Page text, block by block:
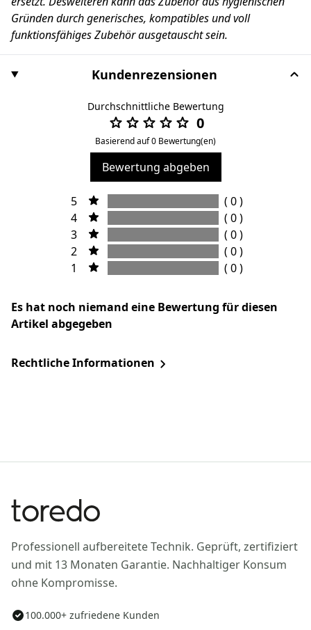
Gründen durch generisches, kompatibles und voll
funktionsfähiges Zubehör ausgetauscht sein.
Kundenrezensionen
Durchschnittliche Bewertung
0
Basierend auf 0 Bewertung(en)
Bewertung abgeben
5
( 0 )
4
( 0 )
3
( 0 )
2
( 0 )
1
( 0 )
Es hat noch niemand eine Bewertung für diesen
Artikel abgegeben
Rechtliche Informationen
Professionell aufbereitete Technik. Geprüft, zertifiziert
und mit 13 Monaten Garantie. Nachhaltiger Konsum
ohne Kompromisse.
100.000+ zufriedene Kunden